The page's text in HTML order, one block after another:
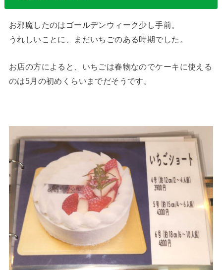
お邪魔したのはゴールデンウィーク少し手前。
うれしいことに、まだいちごのある時期でした。
お店の方によると、いちごは春物なのでケーキに使える
のは5月の初めくらいまでだそうです。